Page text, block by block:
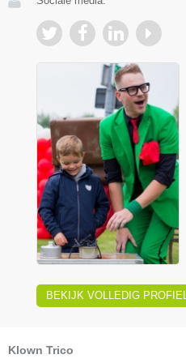
BEKIJK VOLLEDIG PROFIEL
Klown Trico